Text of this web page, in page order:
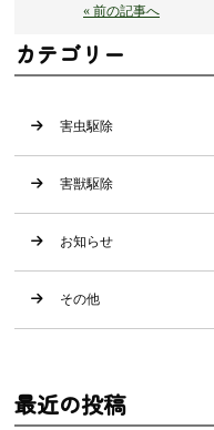
« 前の記事へ
カテゴリー
害虫駆除
害獣駆除
お知らせ
その他
最近の投稿